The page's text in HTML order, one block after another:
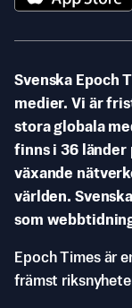
Svenska Epoch
medier. Vi är
stora globala
finns i 36 länder
växande
världen.
som
Epoch Times är
främst